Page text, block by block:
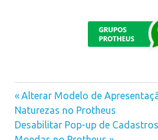
Navegação
de
Previous
Post:
Alterar Modelo de
Naturezas no Protheus
Next
Desabilitar Pop-up de